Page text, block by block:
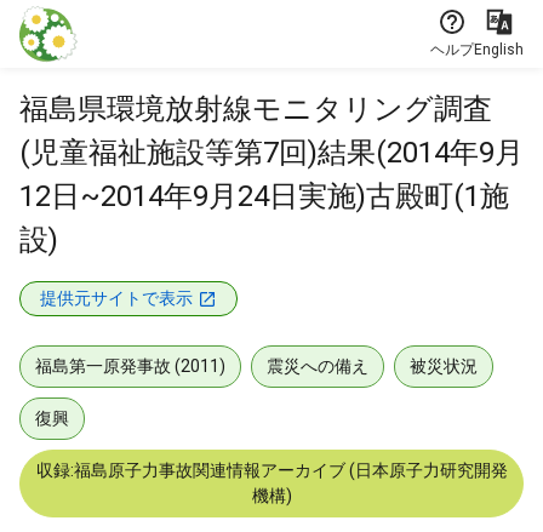
本文に飛ぶ
ヘルプEnglish
福島県環境放射線モニタリング調査
(児童福祉施設等第7回)結果(2014年9月
12日~2014年9月24日実施)古殿町(1施
設)
提供元サイトで表示
福島第一原発事故 (2011) 震災への備え 被災状況
復興
収録:福島原子力事故関連情報アーカイブ (日本原子力研究開発
機構)